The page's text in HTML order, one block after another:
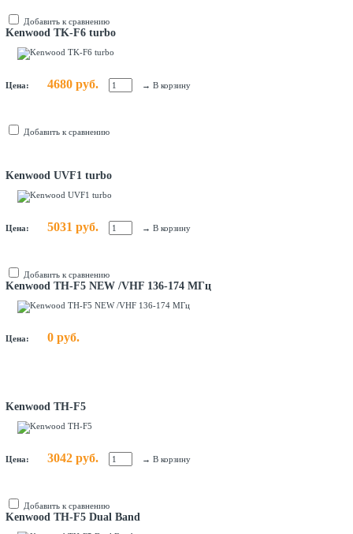
Добавить к сравнению
Kenwood TK-F6 turbo
Цена: 4680 руб. → В корзину
Добавить к сравнению
Kenwood UVF1 turbo
Цена: 5031 руб. → В корзину
Добавить к сравнению
Kenwood TH-F5 NEW /VHF 136-174 МГц
Цена: 0 руб.
Kenwood TH-F5
Цена: 3042 руб. → В корзину
Добавить к сравнению
Kenwood TH-F5 Dual Band